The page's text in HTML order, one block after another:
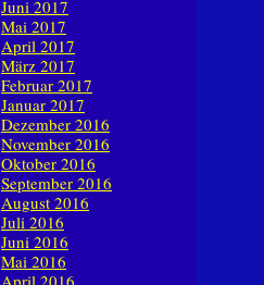
Juni 2017
Mai 2017
April 2017
März 2017
Februar 2017
Januar 2017
Dezember 2016
November 2016
Oktober 2016
September 2016
August 2016
Juli 2016
Juni 2016
Mai 2016
April 2016